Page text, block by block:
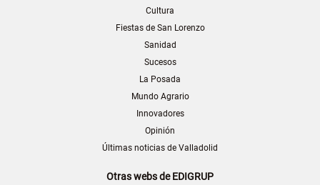
Cultura
Fiestas de San Lorenzo
Sanidad
Sucesos
La Posada
Mundo Agrario
Innovadores
Opinión
Últimas noticias de Valladolid
Otras webs de EDIGRUP